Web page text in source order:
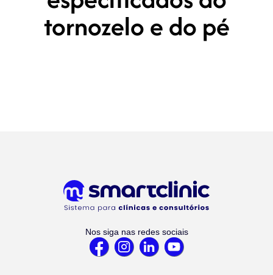
tornozelo e do pé
Nos siga nas redes sociais